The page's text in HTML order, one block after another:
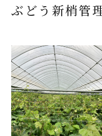
ぶどう新梢管